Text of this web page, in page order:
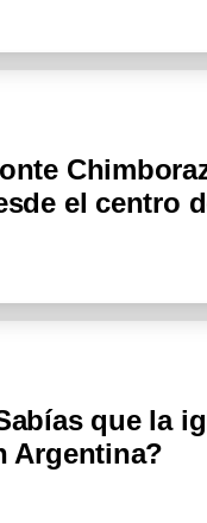
el centro
que la
Argentina?